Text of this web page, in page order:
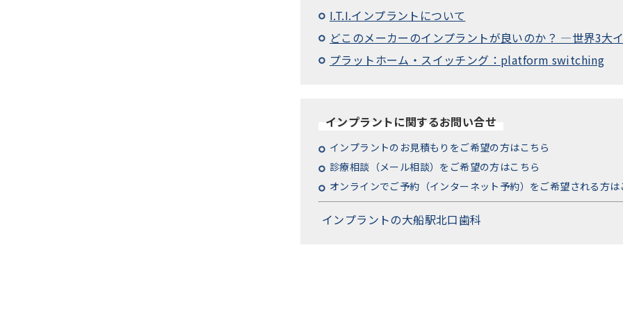
I.T.I.インプラントについて
どこのメーカーのインプラントが良いのか？ ―世界3大
プラットホーム・スイッチング：platform switching
インプラントに関するお問い合せ
インプラントのお見積もりをご希望の方はこちら
診療相談（メール相談）をご希望の方はこちら
オンラインでご予約（インターネット予約）をご希望される方は
インプラントの大船駅北口歯科